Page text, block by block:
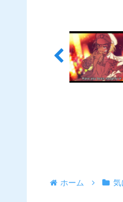
ホーム 気